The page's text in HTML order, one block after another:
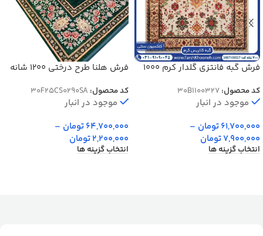
فرش گبه فانتزی گلدار کرم 1000
کد محصول:30B1100327
موجود در انبار
61,700,000تومان –
7,900,000تومان
انتخاب گزینه ها
فرش هلنا طرح درختی 1200 شانه
25CS0290
کد محصول: 30F25CS0290SA
موجود در انبار
64,700,000تومان –
2,200,000تومان
انتخاب گزینه ها